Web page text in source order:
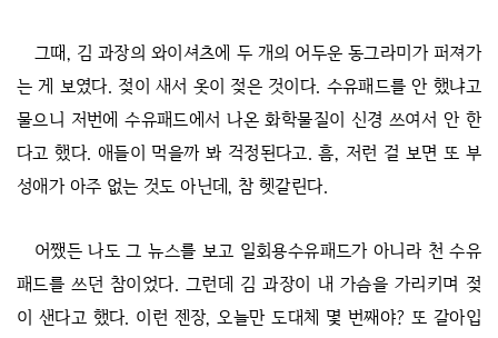
그때, 김 과장의 와이셔츠에 두 개의 어두운 동그라미가 퍼져가
는 게 보였다. 젖이 새서 옷이 젖은 것이다. 수유패드를 안 했냐고
물으니 저번에 수유패드에서 나온 화학물질이 신경 쓰여서 안 한
다고 했다. 애들이 먹을까 봐 걱정된다고. 흠, 저런 걸 보면 또 부
성애가 아주 없는 것도 아닌데, 참 헷갈린다.
어쨌든 나도 그 뉴스를 보고 일회용수유패드가 아니라 천 수유
패드를 쓰던 참이었다. 그런데 김 과장이 내 가슴을 가리키며 젖
이 샌다고 했다. 이런 젠장, 오늘만 도대체 몇 번째야? 또 갈아입